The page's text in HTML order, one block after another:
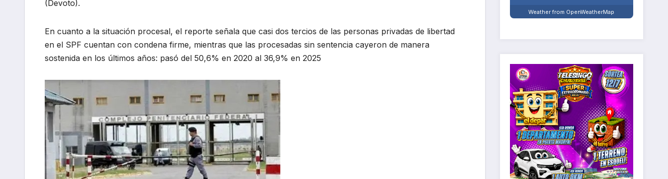
(Devoto).
En cuanto a la situación procesal, el reporte señala que casi dos tercios de las personas privadas de libertad
en el SPF cuentan con condena firme, mientras que las procesadas sin sentencia cayeron de manera
sostenida en los últimos años: pasó del 50,6% en 2020 al 36,9% en 2025
Weather from OpenWeatherMap